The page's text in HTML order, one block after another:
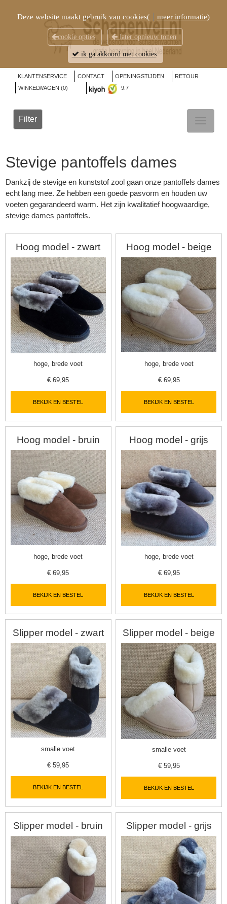
KLANTENSERVICE CONTACT OPENINGSTIJDEN
RETOUR
WINKELWAGEN (0) 9.7
Filter
Stevige pantoffels dames
Dankzij de stevige en kunststof zool gaan onze pantoffels dames
echt lang mee. Ze hebben een goede pasvorm en houden uw
voeten gegarandeerd warm. Het zijn kwalitatief hoogwaardige,
stevige dames pantoffels.
Hoog model - zwart
hoge, brede voet
€69,95
BEKIJK EN BESTEL
Hoog model - beige
hoge, brede voet
€ 69,95
BEKIJK EN BESTEL
Hoog model - bruin
hoge, brede voet
€69,95
BEKIJK EN BESTEL
Hoog model - grijs
hoge, brede voet
€ 69,95
BEKIJK EN BESTEL
Slipper model - zwart
smalle voet
€59,95
BEKIJK EN BESTEL
Slipper model - beige
smalle voet
€ 59,95
BEKIJK EN BESTEL
Slipper model - bruin Slipper model - grijs
Deze website maakt gebruik van cookies( meer informatie)
cookie opties later opnieuw tonen
ik ga akkoord met cookies